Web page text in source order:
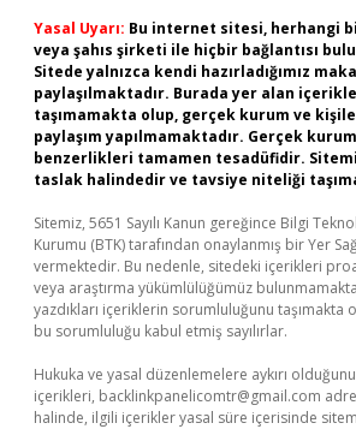
Yasal Uyarı: Bu internet sitesi, herhangi
veya şahıs şirketi ile hiçbir bağlantısı
Sitede yalnızca kendi hazırladığımız
paylaşılmaktadır. Burada yer alan
taşımamakta olup, gerçek kurum ve
paylaşım yapılmamaktadır. Gerçek
benzerlikleri tamamen tesadüfidir.
taslak halindedir ve tavsiye niteliği
Sitemiz, 5651 Sayılı Kanun gereğince Bilgi
Kurumu (BTK) tarafından onaylanmış bir Yer
vermektedir. Bu nedenle, sitedeki içerikleri
veya araştırma yükümlülüğümüz
yazdıkları içeriklerin sorumluluğunu taşımakta
bu sorumluluğu kabul etmiş sayılırlar.
Hukuka ve yasal düzenlemelere aykırı
içerikleri, backlinkpanelicomtr@gmail.com
halinde, ilgili içerikler yasal süre içerisinde